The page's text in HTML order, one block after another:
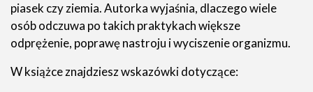
piasek czy ziemia. Autorka wyjaśnia, dlaczego wiele
osób odczuwa po takich praktykach większe
odprężenie, poprawę nastroju i wyciszenie organizmu.
W książce znajdziesz wskazówki dotyczące: